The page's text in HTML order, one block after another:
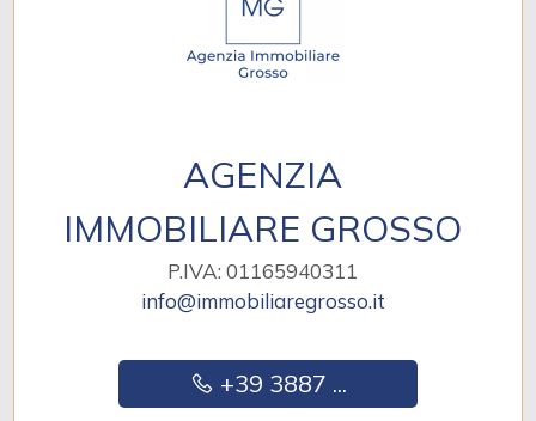
AGENZIA
IMMOBILIARE GROSSO
P.IVA: 01165940311
info@immobiliaregrosso.it
+39 3887 ...